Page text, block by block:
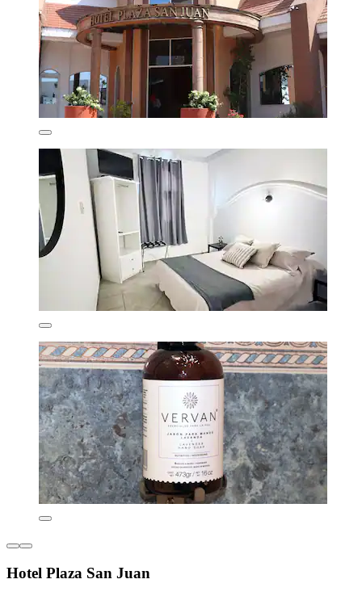
Hotel Plaza San Juan